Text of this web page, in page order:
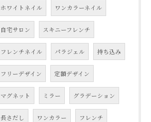
ホワイトネイル ワンカラーネイル
自宅サロン スキニーフレンチ
フレンチネイル パラジェル 持ち込み
フリーデザイン 定額デザイン
マグネット ミラー グラデーション
長さだし ワンカラー フレンチ